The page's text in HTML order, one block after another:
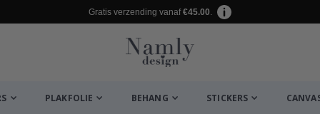
Gratis verzending vanaf€45.00.
PLAKFOLIE BEHANG STICKERS